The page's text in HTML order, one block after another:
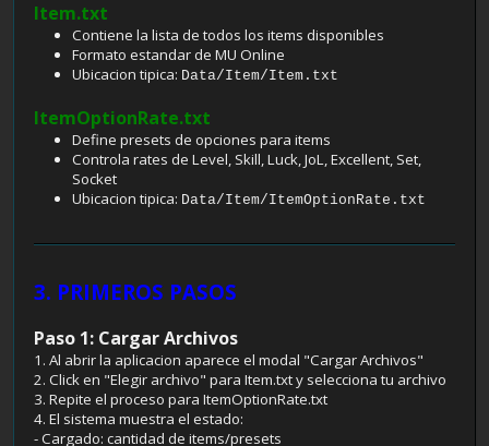
Item.txt
Contiene la lista de todos los items disponibles
Formato estandar de MU Online
Ubicacion tipica: Data/Item/Item.txt
ItemOptionRate.txt
Define presets de opciones para items
Controla rates de Level, Skill, Luck, JoL, Excellent, Set,
Socket
Ubicacion tipica: Data/Item/ItemOptionRate.txt
3. PRIMEROS PASOS
Paso 1: Cargar Archivos
1. Al abrir la aplicacion aparece el modal "Cargar Archivos"
2. Click en "Elegir archivo" para Item.txt y selecciona tu archivo
3. Repite el proceso para ItemOptionRate.txt
4. El sistema muestra el estado:
- Cargado: cantidad de items/presets